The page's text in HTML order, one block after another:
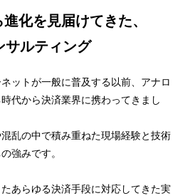
化を見届けてきた、
サルティング
ットが一般に普及する以前、アナロ
代から決済業界に携わってきまし
乱の中で積み重ねた現場経験と技術
強みです。
あらゆる決済手段に対応してきた実